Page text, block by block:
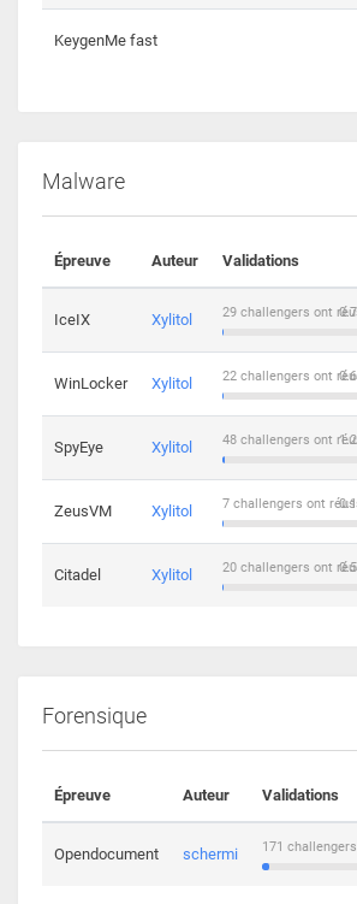
KeygenMe fast
Malware
Épreuve Auteur Validations
IceIX Xylitol 29 challengers ont
WinLocker Xylitol 22 challengers ont
SpyEye Xylitol 48 challengers ont
ZeusVM Xylitol 7 challengers ont
Citadel Xylitol 20 challengers ont
Forensique
Épreuve Auteur Validations
Opendocument schermi 171